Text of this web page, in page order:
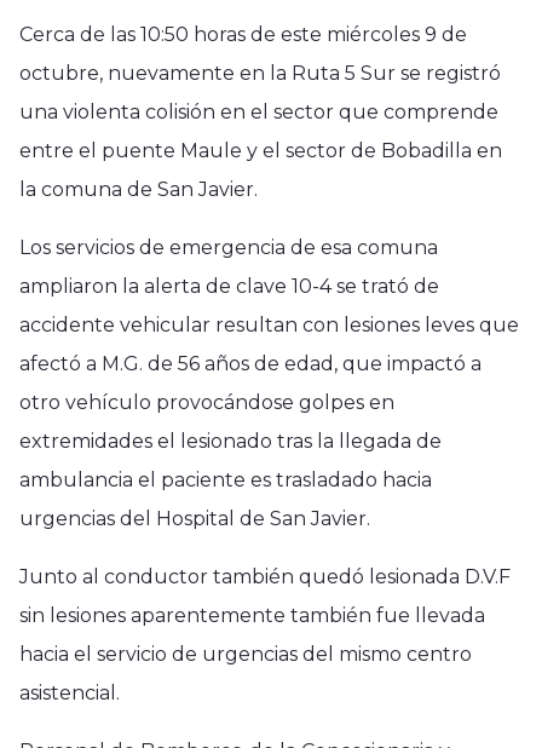
Cerca de las 10:50 horas de este miércoles 9 de
octubre, nuevamente en la Ruta 5 Sur se registró
una violenta colisión en el sector que comprende
entre el puente Maule y el sector de Bobadilla en
la comuna de San Javier.
Los servicios de emergencia de esa comuna
ampliaron la alerta de clave 10-4 se trató de
accidente vehicular resultan con lesiones leves que
afectó a M.G. de 56 años de edad, que impactó a
otro vehículo provocándose golpes en
extremidades el lesionado tras la llegada de
ambulancia el paciente es trasladado hacia
urgencias del Hospital de San Javier.
Junto al conductor también quedó lesionada D.V.F
sin lesiones aparentemente también fue llevada
hacia el servicio de urgencias del mismo centro
asistencial.